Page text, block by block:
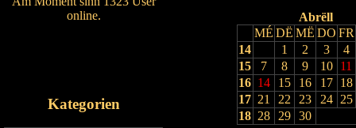
online.
Kategorien
Abrëll
MÉ DË MË DO FR
14
1 2 3
4
15
7 8 9 10
11
16 14 15 16 17
18
17 21 22 23 24
25
18 28 29 30